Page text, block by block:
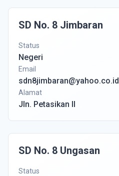
SD No. 8 Jimbaran
Status
Negeri
Email
sdn8jimbaran@yahoo.co.id
Alamat
Jln. Petasikan II
SD No. 8 Ungasan
Status